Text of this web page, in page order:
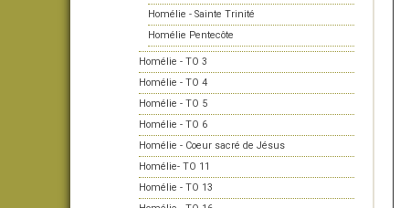
Homélie - Sainte Trinité
Homélie Pentecôte
Homélie - TO 3
Homélie - TO 4
Homélie - TO 5
Homélie - TO 6
Homélie - Coeur sacré de Jésus
Homélie- TO 11
Homélie - TO 13